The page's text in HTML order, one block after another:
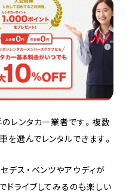
レンタカー業者です。複数
選んでレンタルできます。
デス・ベンツやアウディが
ライブしてみるのも楽しい